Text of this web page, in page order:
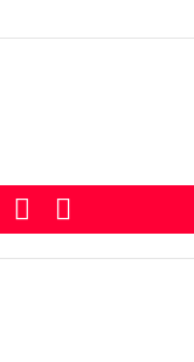
SWITCH
SKIN
BUSCAR